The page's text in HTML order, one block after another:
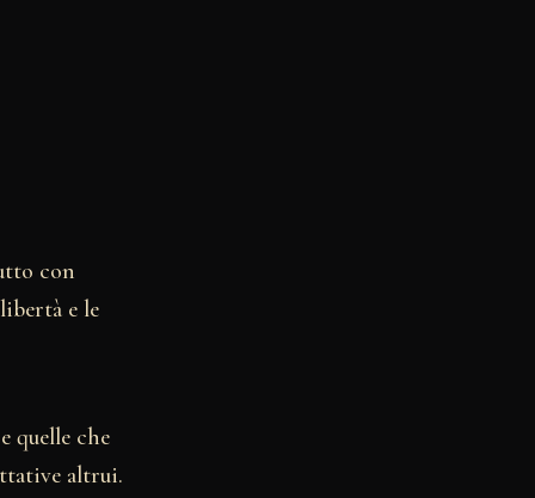
con
e le
quelle che
altrui.